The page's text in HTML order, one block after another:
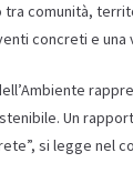
comunità,
concreti e una
Un
si legge nel